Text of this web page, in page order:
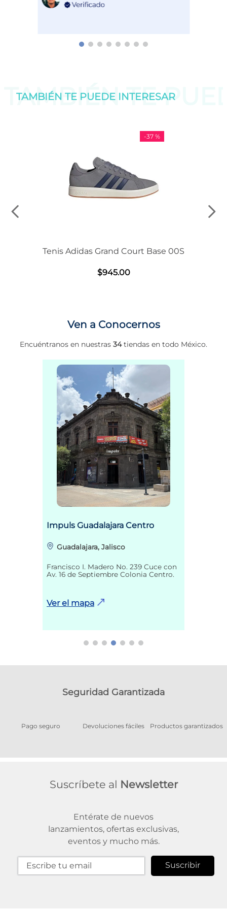
TAMBIÉN TE
TAMBIÉN TE PUEDE INTERESAR
-37 %
Tenis Adidas Grand Court Base 00S
$945.00
Ven a Conocernos
Encuéntranos en nuestras 34tiendas en todo México.
Impuls Guadalajara Centro
Guadalajara, Jalisco
Francisco I. Madero No. 239 Cuce con
Av. 16 de Septiembre Colonia Centro.
Ver el mapa
Seguridad Garantizada
Pago seguro Devoluciones fáciles Productos garantizados
Suscríbete al Newsletter
Entérate de nuevos
lanzamientos, ofertas exclusivas,
eventos y mucho más.
Suscribir